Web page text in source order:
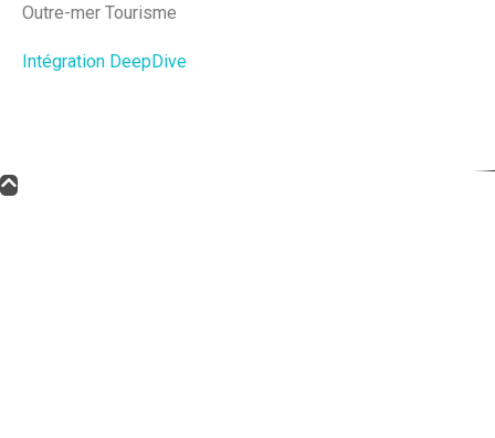
Outre-mer Tourisme
Intégration DeepDive